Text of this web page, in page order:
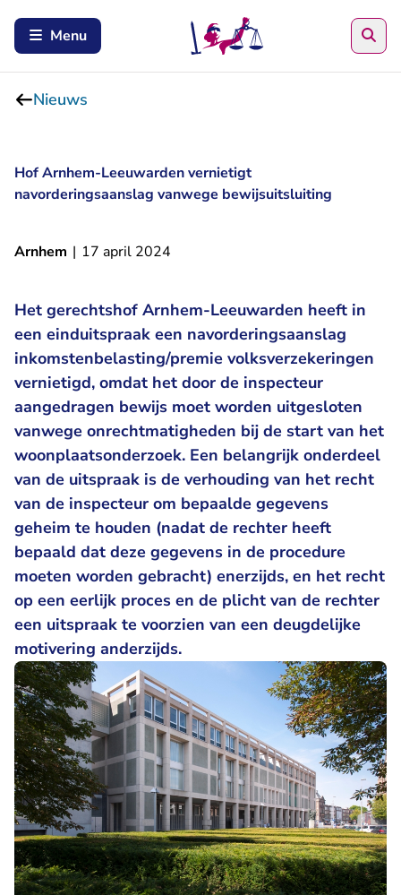
Menu
Nieuws
Hof Arnhem-Leeuwarden vernietigt
navorderingsaanslag vanwege bewijsuitsluiting
Arnhem | 17 april 2024
Het gerechtshof Arnhem-Leeuwarden heeft in
een einduitspraak een navorderingsaanslag
inkomstenbelasting/premie volksverzekeringen
vernietigd, omdat het door de inspecteur
aangedragen bewijs moet worden uitgesloten
vanwege onrechtmatigheden bij de start van het
woonplaatsonderzoek. Een belangrijk onderdeel
van de uitspraak is de verhouding van het recht
van de inspecteur om bepaalde gegevens
geheim te houden (nadat de rechter heeft
bepaald dat deze gegevens in de procedure
moeten worden gebracht) enerzijds, en het recht
op een eerlijk proces en de plicht van de rechter
een uitspraak te voorzien van een deugdelijke
motivering anderzijds.